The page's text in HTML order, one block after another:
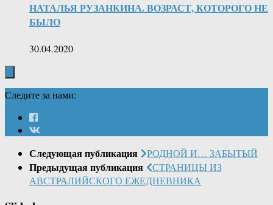
НАТАЛЬЯ РУЗАНКИНА. ВОЗРАСТ, КОТОРОГО НЕ
БЫЛО
30.04.2020
Следите за нами:
Следующая публикация РОДНОЙ И… ЗАБЫТЫЙ
Предыдущая публикация
СТРАНИЦЫ ИЗ
АВСТРАЛИЙСКОГО ЕЖЕДНЕВНИКА